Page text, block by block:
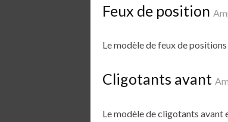
Feux de position
Le modèle de feux de
Cligotants avant
Le modèle de cligotants avant